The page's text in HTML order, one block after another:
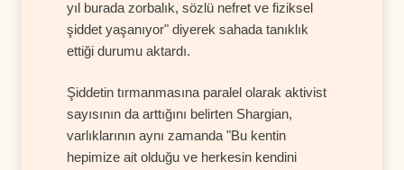
yıl burada zorbalık, sözlü nefret ve fiziksel
şiddet yaşanıyor" diyerek sahada tanıklık
ettiği durumu aktardı.
Şiddetin tırmanmasına paralel olarak aktivist
sayısının da arttığını belirten Shargian,
varlıklarının aynı zamanda "Bu kentin
hepimize ait olduğu ve herkesin kendini